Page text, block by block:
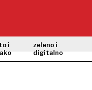
i
zeleno i
digitalno